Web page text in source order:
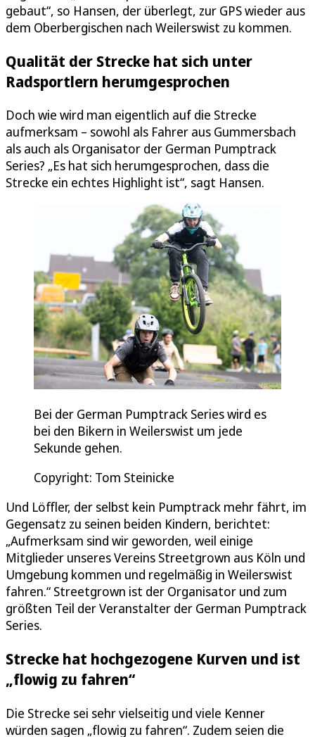
gebaut“, so Hansen, der überlegt, zur GPS wieder aus
dem Oberbergischen nach Weilerswist zu kommen.
Qualität der Strecke hat sich unter
Radsportlern herumgesprochen
Doch wie wird man eigentlich auf die Strecke
aufmerksam – sowohl als Fahrer aus Gummersbach
als auch als Organisator der German Pumptrack
Series? „Es hat sich herumgesprochen, dass die
Strecke ein echtes Highlight ist“, sagt Hansen.
Bei der German Pumptrack Series wird es
bei den Bikern in Weilerswist um jede
Sekunde gehen.
Copyright: Tom Steinicke
Und Löffler, der selbst kein Pumptrack mehr fährt, im
Gegensatz zu seinen beiden Kindern, berichtet:
„Aufmerksam sind wir geworden, weil einige
Mitglieder unseres Vereins Streetgrown aus Köln und
Umgebung kommen und regelmäßig in Weilerswist
fahren.“ Streetgrown ist der Organisator und zum
größten Teil der Veranstalter der German Pumptrack
Series.
Strecke hat hochgezogene Kurven und ist
„flowig zu fahren“
Die Strecke sei sehr vielseitig und viele Kenner
würden sagen „flowig zu fahren“. Zudem seien die